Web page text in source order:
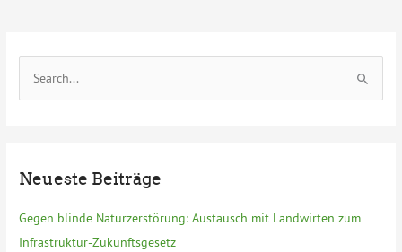
n
n
a
Neueste Beiträge
Gegen blinde Naturzerstörung: Austausch mit Landwirten zum
Infrastruktur-Zukunftsgesetz